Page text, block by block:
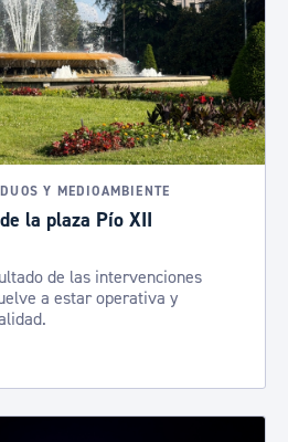
Y MEDIOAMBIENTE
la plaza Pío XII
de las intervenciones
a estar operativa y